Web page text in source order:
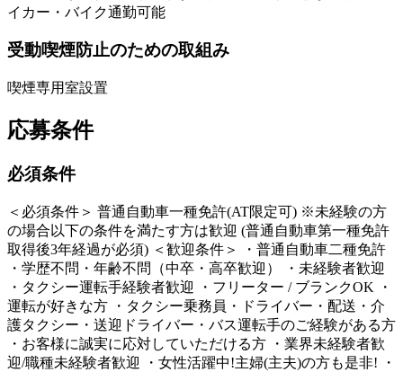
イカー・バイク通勤可能
受動喫煙防止のための取組み
喫煙専用室設置
応募条件
必須条件
＜必須条件＞ 普通自動車一種免許(AT限定可) ※未経験の方
の場合以下の条件を満たす方は歓迎 (普通自動車第一種免許
取得後3年経過が必須) ＜歓迎条件＞ ・普通自動車二種免許
・学歴不問・年齢不問（中卒・高卒歓迎） ・未経験者歓迎
・タクシー運転手経験者歓迎 ・フリーター / ブランクOK ・
運転が好きな方 ・タクシー乗務員・ドライバー・配送・介
護タクシー・送迎ドライバー・バス運転手のご経験がある方
・お客様に誠実に応対していただける方 ・業界未経験者歓
迎/職種未経験者歓迎 ・女性活躍中!主婦(主夫)の方も是非! ・